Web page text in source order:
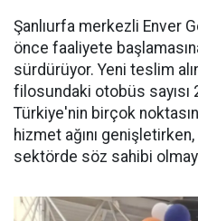
Şanlıurfa merkezli Enver
önce faaliyete
sürdürüyor. Yeni teslim
filosundaki otobüs sayısı
Türkiye'nin birçok
hizmet ağını
sektörde söz sahibi